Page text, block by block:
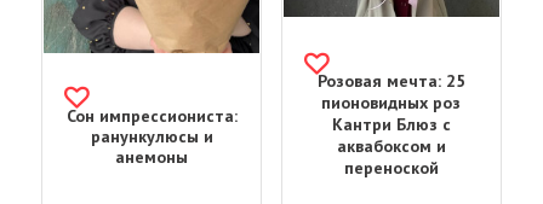
Сон импрессиониста:
ранункулюсы и
анемоны
Розовая мечта: 25
пионовидных роз
Кантри Блюз с
аквабоксом и
переноской